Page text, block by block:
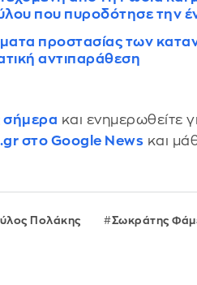
που πυροδότησε την
προστασίας των
αντιπαράθεση
σήμερα και ενημερωθείτε
στο Google News και
Πολάκης Σωκράτης